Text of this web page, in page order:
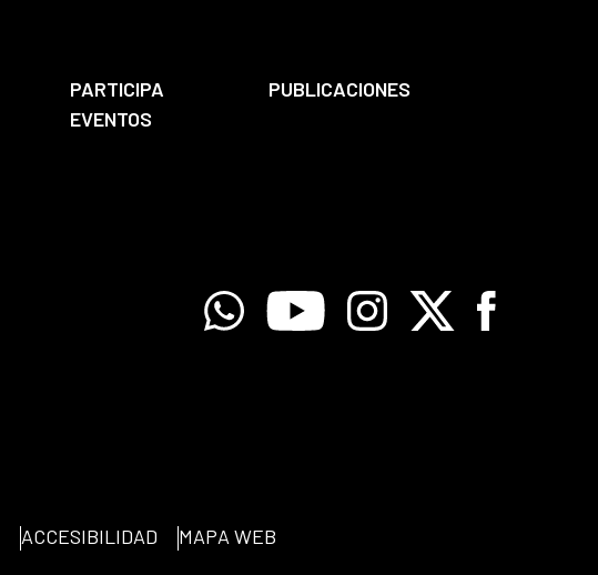
PARTICIPA
PUBLICACIONES
EVENTOS
WhatsappYoutube Instagram
X Facebook
ACCESIBILIDAD MAPA WEB